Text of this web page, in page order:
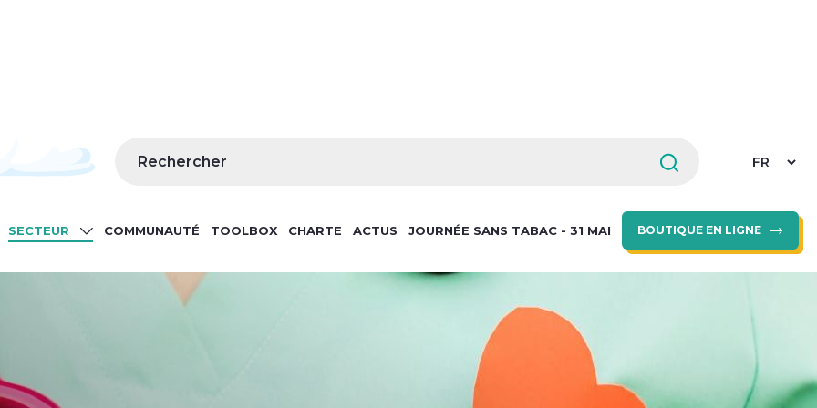
Select
SECTEUR COMMUNAUTÉ TOOLBOX CHARTE ACTUS JOURNÉE SANS TABAC - 31 MAI BOUTIQUE EN LIGNE